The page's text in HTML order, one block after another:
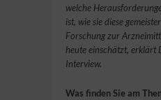
welche
ist, wie sie diese
Forschung zur
heute einschätzt, erklärt
Interview.
Was finden Sie am